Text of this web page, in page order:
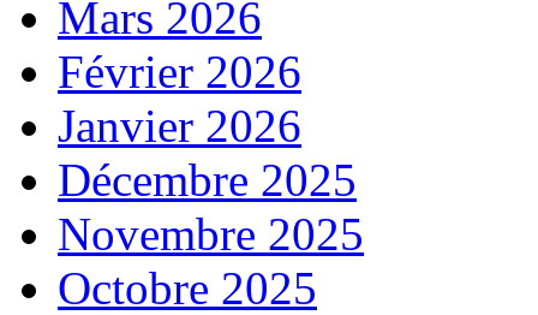
Mars 2026
Février 2026
Janvier 2026
Décembre 2025
Novembre 2025
Octobre 2025